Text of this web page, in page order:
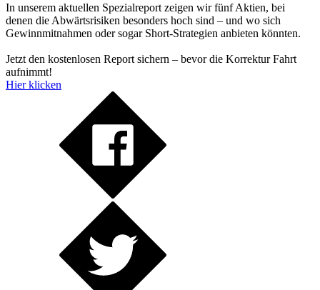
In unserem aktuellen Spezialreport zeigen wir fünf Aktien, bei
denen die Abwärtsrisiken besonders hoch sind – und wo sich
Gewinnmitnahmen oder sogar Short-Strategien anbieten könnten.
Jetzt den kostenlosen Report sichern – bevor die Korrektur Fahrt
aufnimmt!
Hier klicken